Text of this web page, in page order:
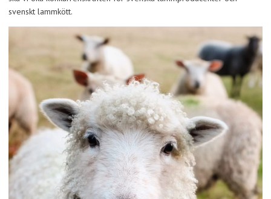
svenskt lammkött.